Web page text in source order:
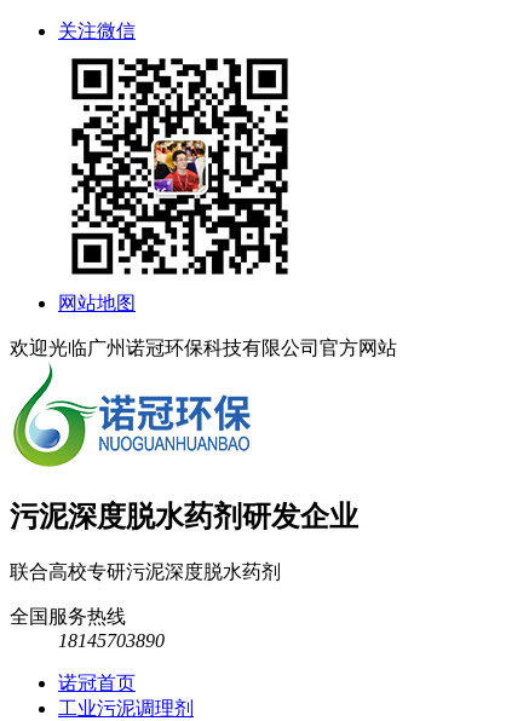
关注微信
网站地图
欢迎光临广州诺冠环保科技有限公司官方网站
污泥深度脱水药剂研发企业
联合高校专研污泥深度脱水药剂
全国服务热线
18145703890
诺冠首页
工业污泥调理剂